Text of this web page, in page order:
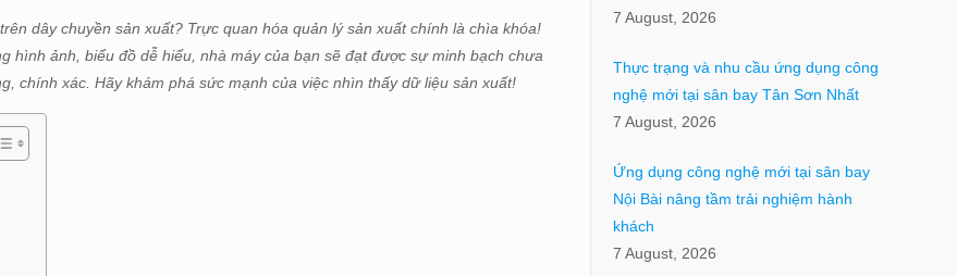
dây chuyền sản xuất? Trực quan hóa quản lý sản xuất chính là chìa khóa!
hình ảnh, biểu đồ dễ hiểu, nhà máy của bạn sẽ đạt được sự minh bạch chưa
chính xác. Hãy khám phá sức mạnh của việc nhìn thấy dữ liệu sản xuất!
7 August, 2026
Thực trạng và nhu cầu ứng dụng công
nghệ mới tại sân bay Tân Sơn Nhất
7 August, 2026
Ứng dụng công nghệ mới tại sân bay
Nội Bài nâng tầm trải nghiệm hành
khách
7 August, 2026